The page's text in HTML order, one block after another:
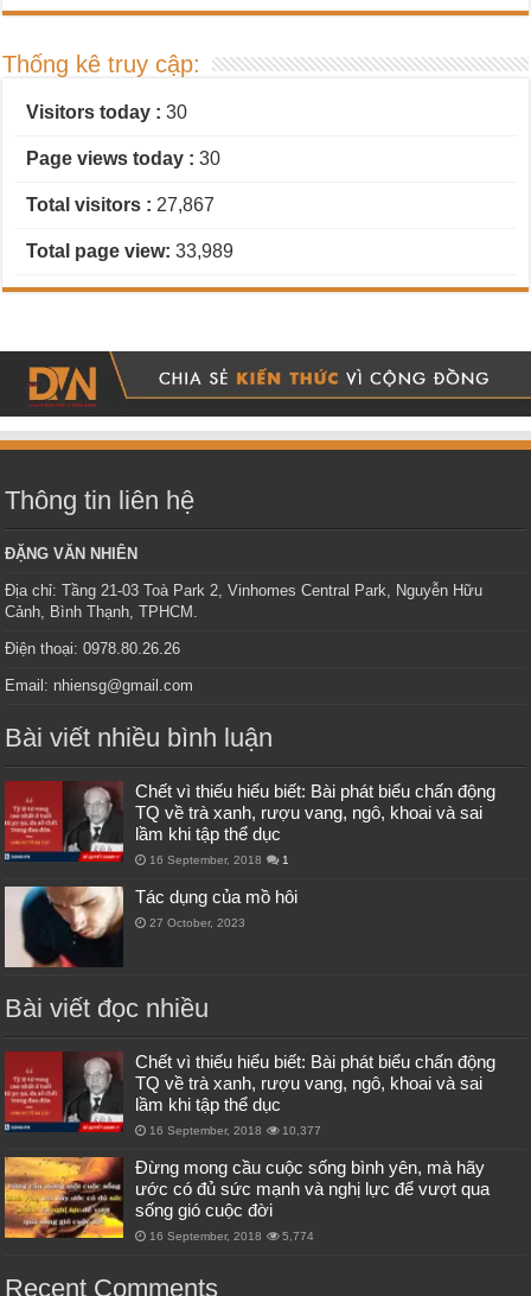
Thống kê truy cập:
Visitors today :30
Page views today :30
Total visitors : 27,867
Total page view:33,989
Thông tin liên hệ
ĐẶNG VĂN NHIÊN
Địa chỉ: Tầng 21-03 Toà Park 2, Vinhomes Central Park, Nguyễn Hữu
Cảnh, Bình Thạnh, TPHCM.
Điện thoại: 0978.80.26.26
Email: nhiensg@gmail.com
Bài viết nhiều bình luận
Chết vì thiếu hiểu biết: Bài phát biểu chấn động
TQ về trà xanh, rượu vang, ngô, khoai và sai
lầm khi tập thể dục
16 September, 2018 1
Tác dụng của mồ hôi
27 October, 2023
Bài viết đọc nhiều
Chết vì thiếu hiểu biết: Bài phát biểu chấn động
TQ về trà xanh, rượu vang, ngô, khoai và sai
lầm khi tập thể dục
16 September, 2018 10,377
Đừng mong cầu cuộc sống bình yên, mà hãy
ước có đủ sức mạnh và nghị lực để vượt qua
sống gió cuộc đời
16 September, 2018 5,774
Recent Comments